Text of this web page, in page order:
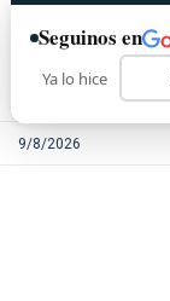
9/8/2026
Seguinos en
Ya lo hice